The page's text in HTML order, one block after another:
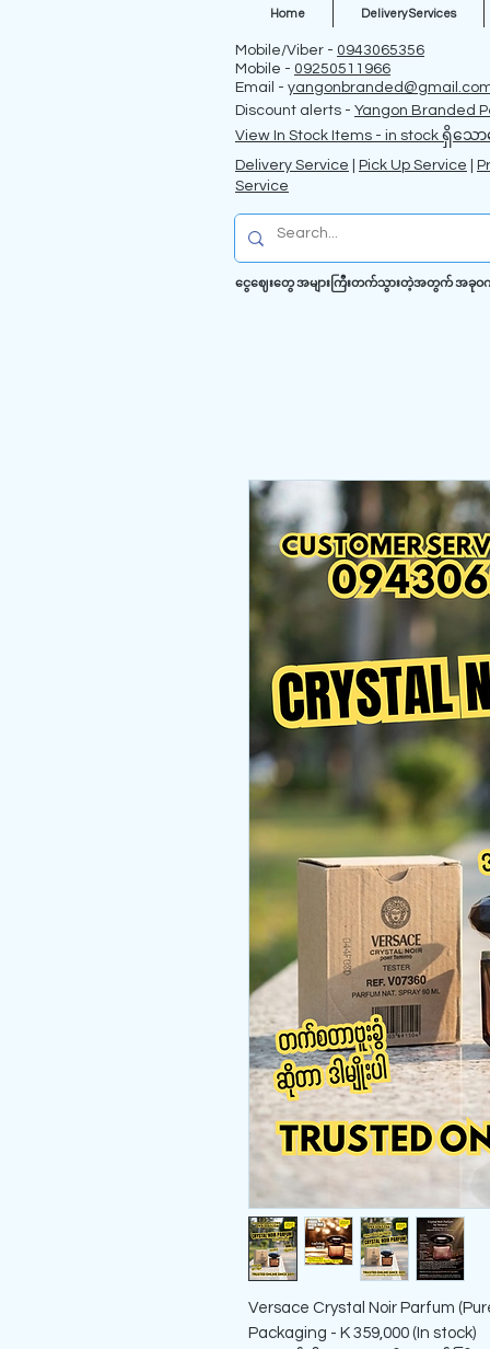
Home Delivery Services
Mobile/Viber - 0943065356
Mobile - 09250511966
Email -
Discount alerts - Yangon Branded
View In Stock Items - in stock ရှိသော
Delivery Service
Pick Up Service
Service
ငွေဈေးတွေ အများကြီးတက်သွားတဲ့အတွက် အခုဝက်ဗဆို
Versace Crystal Noir Parfum
Packaging - K 359,000 (In stock)